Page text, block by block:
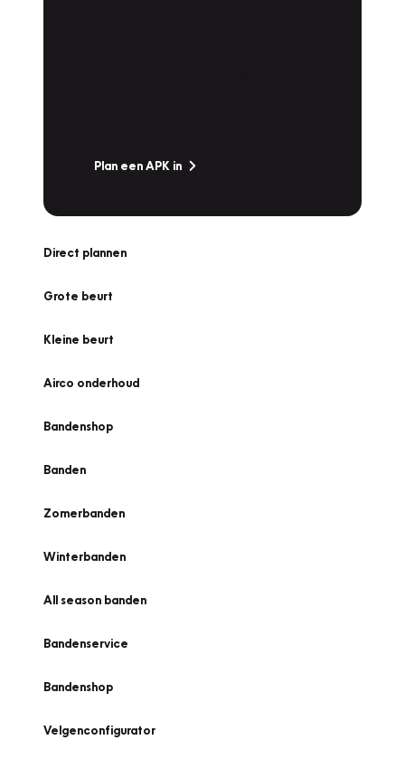
Plan een APK in
Direct plannen
Grote beurt
Kleine beurt
Airco onderhoud
Bandenshop
Banden
Zomerbanden
Winterbanden
All season banden
Bandenservice
Bandenshop
Velgenconfigurator